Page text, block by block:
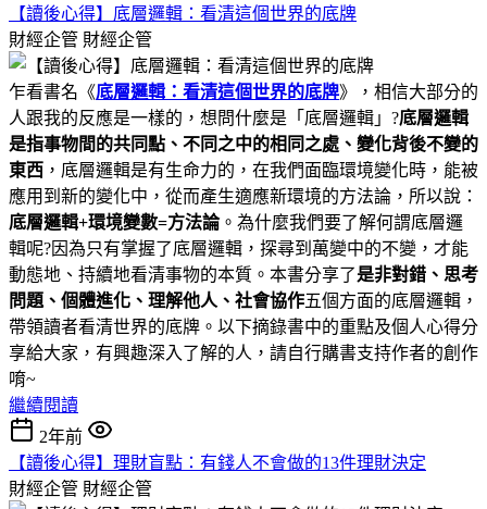
【讀後心得】底層邏輯：看清這個世界的底牌
財經企管 財經企管
乍看書名《底層邏輯：看清這個世界的底牌》，相信大部分的
人跟我的反應是一樣的，想問什麼是「底層邏輯」?底層邏輯
是指事物間的共同點、不同之中的相同之處、變化背後不變的
東西 ，底層邏輯是有生命力的，在我們面臨環境變化時，能被
應用到新的變化中，從而產生適應新環境的方法論，所以說：
底層邏輯+環境變數=方法論。為什麼我們要了解何謂底層邏
輯呢?因為只有掌握了底層邏輯，探尋到萬變中的不變，才能
動態地、持續地看清事物的本質。本書分享了是非對錯、思考
問題、個體進化、理解他人、社會協作五個方面的底層邏輯，
帶領讀者看清世界的底牌。以下摘錄書中的重點及個人心得分
享給大家，有興趣深入了解的人，請自行購書支持作者的創作
唷~
繼續閱讀
2年前
【讀後心得】理財盲點：有錢人不會做的13件理財決定
財經企管 財經企管